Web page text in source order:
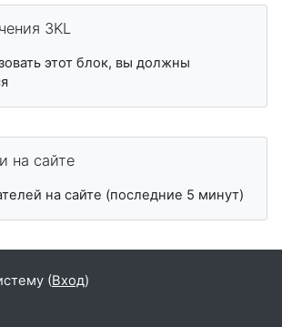
3KL
этот блок, вы должны
на сайте
на сайте (последние 5 минут)
(Вход)